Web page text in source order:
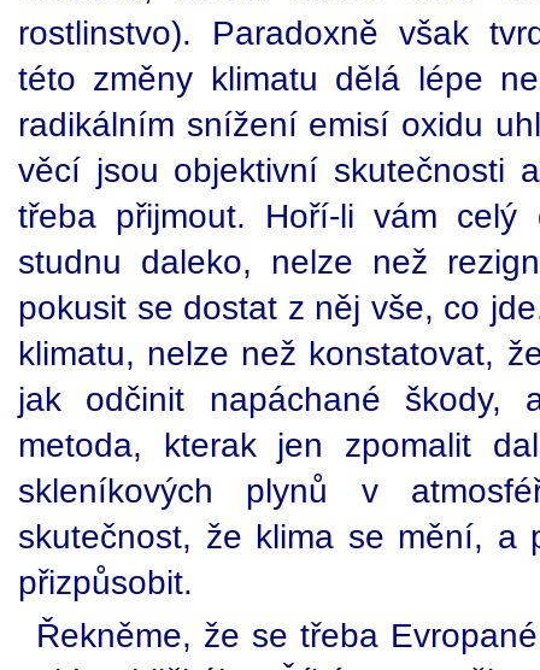
rostlinstvo). Paradoxně však
této změny klimatu dělá lépe
radikálním snížení emisí oxidu
věcí jsou objektivní skutečnosti
třeba přijmout. Hoří-li vám
studnu daleko, nelze než
pokusit se dostat z něj vše, co
klimatu, nelze než konstatovat,
jak odčinit napáchané škody,
metoda, kterak jen zpomalit
skleníkových plynů v
skutečnost, že klima se mění, a
přizpůsobit.
Řekněme, že se třeba